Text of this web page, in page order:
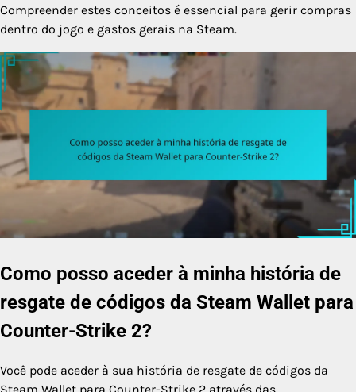
Compreender estes conceitos é essencial para gerir compras
dentro do jogo e gastos gerais na Steam.
Como posso aceder à minha história de
resgate de códigos da Steam Wallet para
Counter-Strike 2?
Você pode aceder à sua história de resgate de códigos da